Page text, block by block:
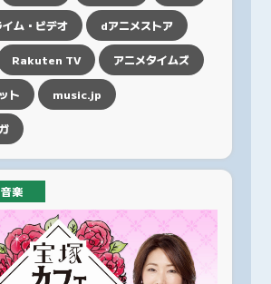
ム・ビデオ dアニメストア
Rakuten TV アニメタイムズ
ト music.jp
楽